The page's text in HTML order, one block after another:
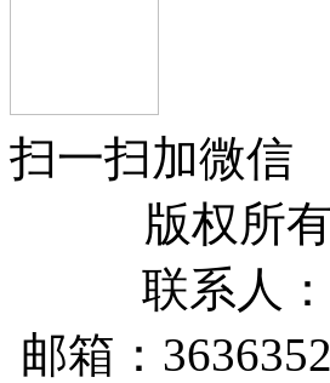
扫一扫加微信
版权所
联系人
邮箱：